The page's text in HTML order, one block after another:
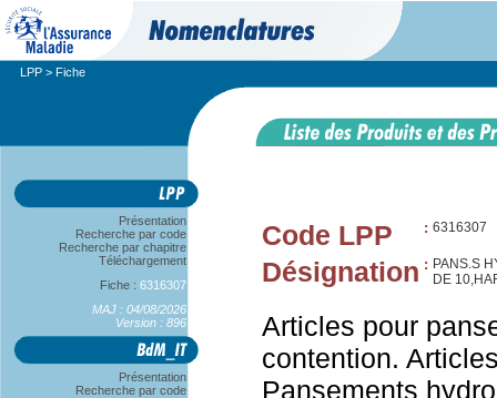
LPP > Fiche
Présentation
Recherche par code
Recherche par chapitre
Téléchargement
Fiche : 6316307
MAJ : 04/08/2026
Version : 896
Présentation
Recherche par code
Code LPP : 6316307
Désignation : PANS.S
DE
Articles pour
contention.
Pansements